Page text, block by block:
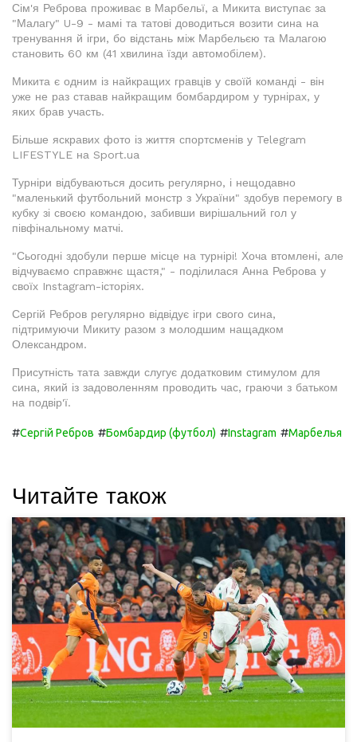
Сім'я Реброва проживає в Марбельї, а Микита виступає за
"Малагу" U-9 - мамі та татові доводиться возити сина на
тренування й ігри, бо відстань між Марбельєю та Малагою
становить 60 км (41 хвилина їзди автомобілем).
Микита є одним із найкращих гравців у своїй команді - він
уже не раз ставав найкращим бомбардиром у турнірах, у
яких брав участь.
Більше яскравих фото із життя спортсменів у Telegram
LIFESTYLE на Sport.ua
Турніри відбуваються досить регулярно, і нещодавно
"маленький футбольний монстр з України" здобув перемогу в
кубку зі своєю командою, забивши вирішальний гол у
півфінальному матчі.
"Сьогодні здобули перше місце на турнірі! Хоча втомлені, але
відчуваємо справжнє щастя," - поділилася Анна Реброва у
своїх Instagram-історіях.
Сергій Ребров регулярно відвідує ігри свого сина,
підтримуючи Микиту разом з молодшим нащадком
Олександром.
Присутність тата завжди слугує додатковим стимулом для
сина, який із задоволенням проводить час, граючи з батьком
на подвір'ї.
#Сергій Ребров #Бомбардир (футбол) #Instagram #Марбелья
Читайте також